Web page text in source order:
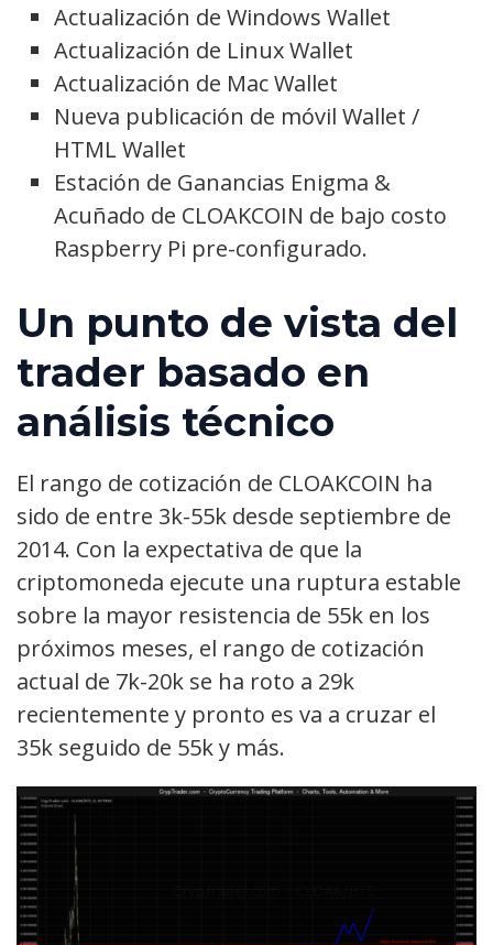
Actualización de Windows Wallet
Actualización de Linux Wallet
Actualización de Mac Wallet
Nueva publicación de móvil Wallet /
HTML Wallet
Estación de Ganancias Enigma &
Acuñado de CLOAKCOIN de bajo costo
Raspberry Pi pre-configurado.
Un punto de vista del
trader basado en
análisis técnico
El rango de cotización de CLOAKCOIN ha
sido de entre 3k-55k desde septiembre de
2014. Con la expectativa de que la
criptomoneda ejecute una ruptura estable
sobre la mayor resistencia de 55k en los
próximos meses, el rango de cotización
actual de 7k-20k se ha roto a 29k
recientemente y pronto es va a cruzar el
35k seguido de 55k y más.